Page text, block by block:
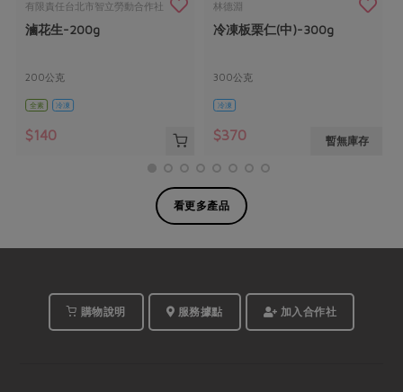
有限責任台北市智立勞動合作社
滷花生-200g
200公克
全素 冷凍
$140
林德淵
冷凍板栗仁(中)-300g
300公克
冷凍
$370 暫無庫存
看更多產品
購物說明 服務據點 加入合作社